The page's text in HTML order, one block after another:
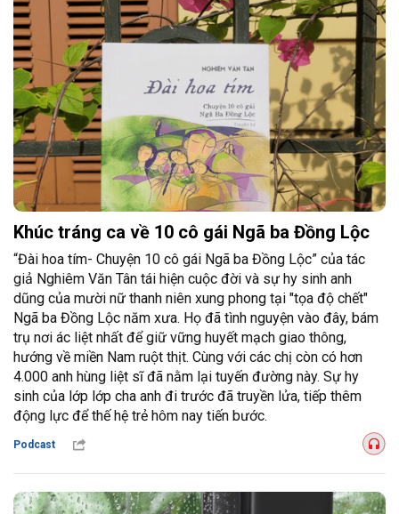
Khúc tráng ca về 10 cô gái Ngã ba Đồng Lộc
“Đài hoa tím- Chuyện 10 cô gái Ngã ba Đồng Lộc” của tác
giả Nghiêm Văn Tân tái hiện cuộc đời và sự hy sinh anh
dũng của mười nữ thanh niên xung phong tại "tọa độ chết"
Ngã ba Đồng Lộc năm xưa. Họ đã tình nguyện vào đây, bám
trụ nơi ác liệt nhất để giữ vững huyết mạch giao thông,
hướng về miền Nam ruột thịt. Cùng với các chị còn có hơn
4.000 anh hùng liệt sĩ đã nằm lại tuyến đường này. Sự hy
sinh của lớp lớp cha anh đi trước đã truyền lửa, tiếp thêm
động lực để thế hệ trẻ hôm nay tiến bước.
Podcast